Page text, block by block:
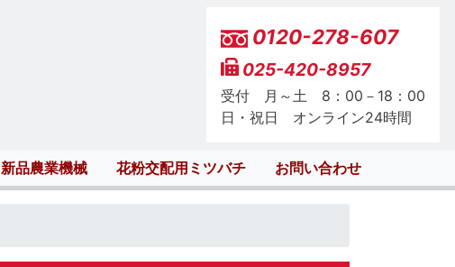
0120-278-607
025-420-8957
受付 月～土 8：00－18：00
日・祝日 オンライン24時間
新品農業機械 花粉交配用ミツバチ お問い合わせ